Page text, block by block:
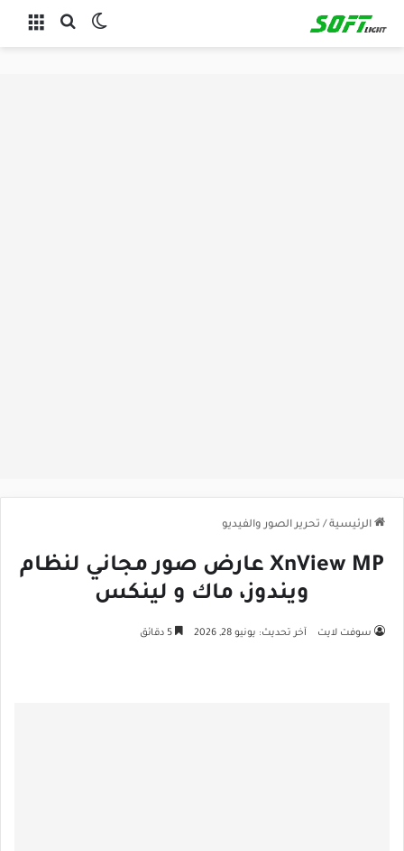
القائمة بحث عن
الرئيسية / تحرير الصور والفيديو
XnView MP عارض صور مجاني لنظام
ويندوز، ماك و لينكس
سوفت لايت آخر تحديث: يونيو 28, 2026